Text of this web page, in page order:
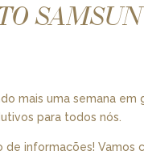
mais uma semana
para todos nós.
de informações!